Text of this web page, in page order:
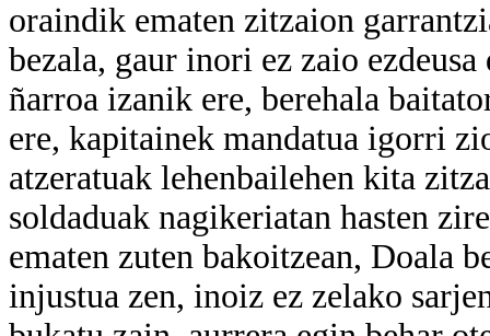
oraindik ematen zitzaion
bezala, gaur inori ez zaio
ñarroa izanik ere, berehala
ere, kapitainek mandatua igorri
atzeratuak lehenbailehen kita
soldaduak nagikeriatan hasten
ematen zuten bakoitzean, Doala
injustua zen, inoiz ez zelako